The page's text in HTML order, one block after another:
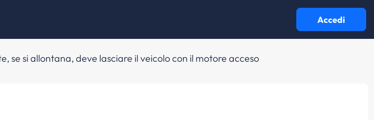
Accedi
se si allontana, deve lasciare il veicolo con il motore acceso